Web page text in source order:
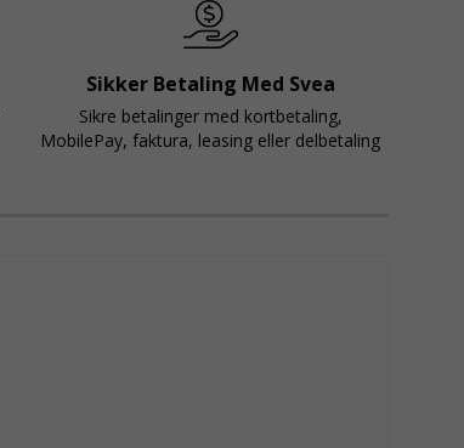
Sikker Betaling Med Svea
Sikre betalinger med kortbetaling,
MobilePay, faktura, leasing eller delbetaling